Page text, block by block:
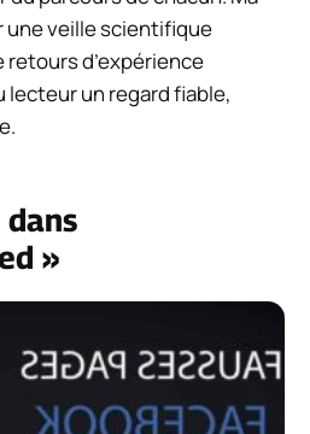
une veille scientifique
d’expérience
un regard fiable,
»